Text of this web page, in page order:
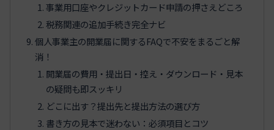
事業用口座やクレジットカード申請の押さえどころ
税務関連の追加手続き完全ナビ
個人事業主の開業届に関するFAQで不安をまるごと解
消！
開業届の費用・提出日・控え・ダウンロード・見本
の疑問も即スッキリ
どこに出す？提出先と提出方法の選び方
書き方の見本で迷わない：必須項目とコツ